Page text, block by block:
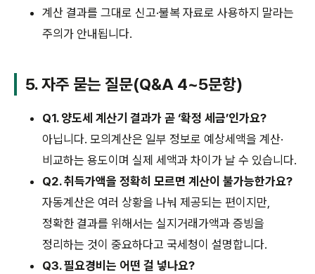
계산 결과를 그대로 신고·불복 자료로 사용하지 말라는
주의가 안내됩니다.
5. 자주 묻는 질문(Q&A 4~5문항)
Q1. 양도세 계산기 결과가 곧 ‘확정 세금’인가요?
아닙니다. 모의계산은 일부 정보로 예상세액을 계산·
비교하는 용도이며 실제 세액과 차이가 날 수 있습니다.
Q2. 취득가액을 정확히 모르면 계산이 불가능한가요?
자동계산은 여러 상황을 나눠 제공되는 편이지만,
정확한 결과를 위해서는 실지거래가액과 증빙을
정리하는 것이 중요하다고 국세청이 설명합니다.
Q3. 필요경비는 어떤 걸 넣나요?